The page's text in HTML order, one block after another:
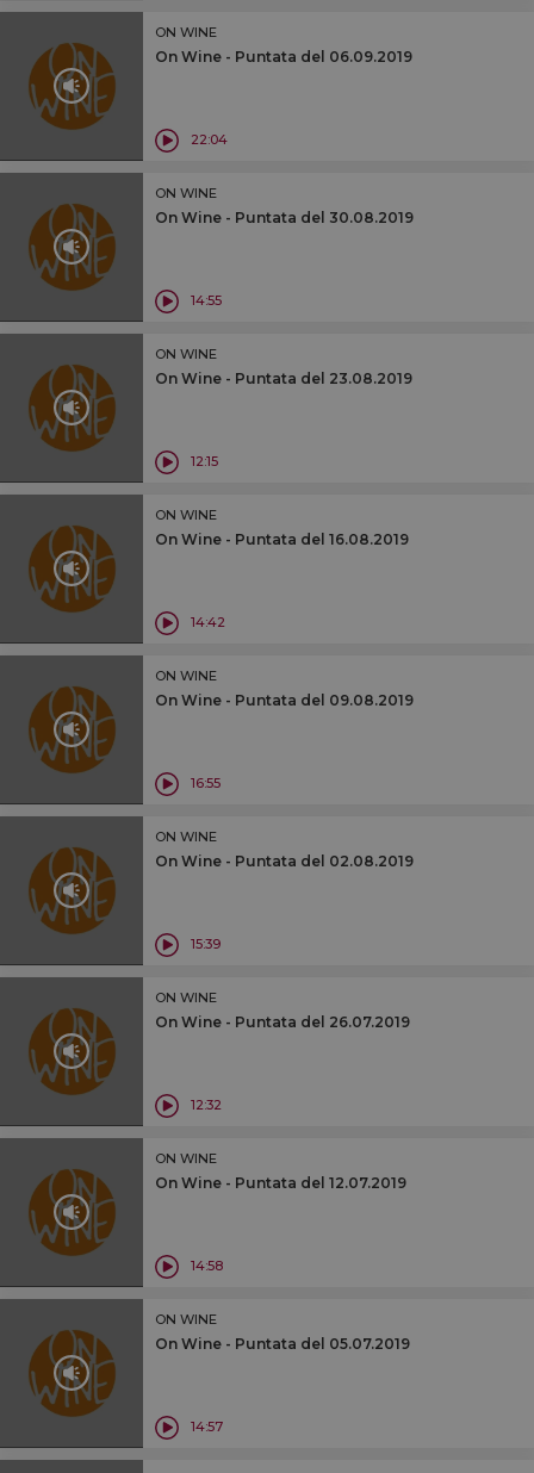
ON WINE
On Wine - Puntata del 06.09.2019
22:04
ON WINE
On Wine - Puntata del 30.08.2019
14:55
ON WINE
On Wine - Puntata del 23.08.2019
12:15
ON WINE
On Wine - Puntata del 16.08.2019
14:42
ON WINE
On Wine - Puntata del 09.08.2019
16:55
ON WINE
On Wine - Puntata del 02.08.2019
15:39
ON WINE
On Wine - Puntata del 26.07.2019
12:32
ON WINE
On Wine - Puntata del 12.07.2019
14:58
ON WINE
On Wine - Puntata del 05.07.2019
14:57